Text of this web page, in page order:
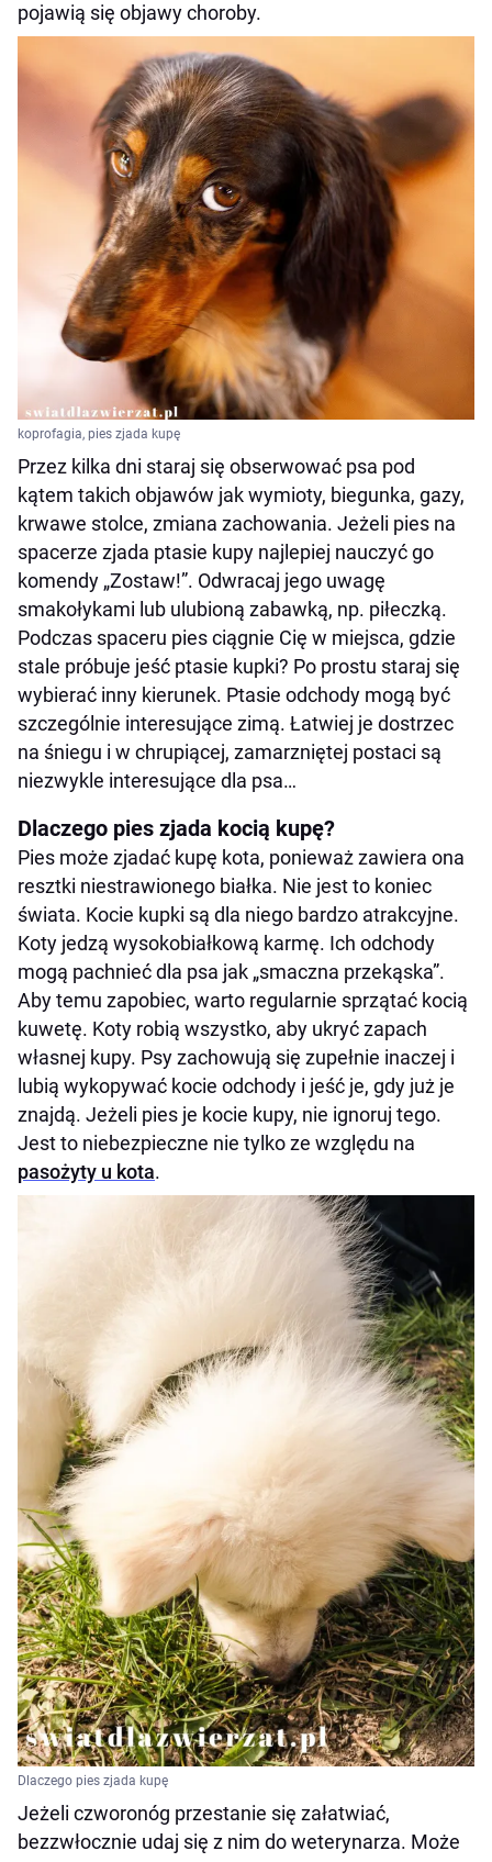
pojawią się objawy choroby.
koprofagia, pies zjada kupę
Przez kilka dni staraj się obserwować psa pod
kątem takich objawów jak wymioty, biegunka, gazy,
krwawe stolce, zmiana zachowania. Jeżeli pies na
spacerze zjada ptasie kupy najlepiej nauczyć go
komendy „Zostaw!”. Odwracaj jego uwagę
smakołykami lub ulubioną zabawką, np. piłeczką.
Podczas spaceru pies ciągnie Cię w miejsca, gdzie
stale próbuje jeść ptasie kupki? Po prostu staraj się
wybierać inny kierunek. Ptasie odchody mogą być
szczególnie interesujące zimą. Łatwiej je dostrzec
na śniegu i w chrupiącej, zamarzniętej postaci są
niezwykle interesujące dla psa…
Dlaczego pies zjada kocią kupę?
Pies może zjadać kupę kota, ponieważ zawiera ona
resztki niestrawionego białka. Nie jest to koniec
świata. Kocie kupki są dla niego bardzo atrakcyjne.
Koty jedzą wysokobiałkową karmę. Ich odchody
mogą pachnieć dla psa jak „smaczna przekąska”.
Aby temu zapobiec, warto regularnie sprzątać kocią
kuwetę. Koty robią wszystko, aby ukryć zapach
własnej kupy. Psy zachowują się zupełnie inaczej i
lubią wykopywać kocie odchody i jeść je, gdy już je
znajdą. Jeżeli pies je kocie kupy, nie ignoruj tego.
Jest to niebezpieczne nie tylko ze względu na
pasożyty u kota.
Dlaczego pies zjada kupę
Jeżeli czworonóg przestanie się załatwiać,
bezzwłocznie udaj się z nim do weterynarza. Może